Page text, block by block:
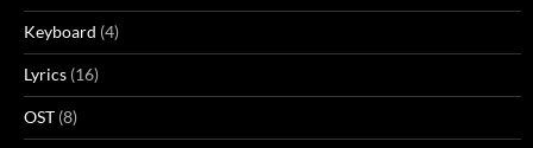
Keyboard (4)
Lyrics (16)
OST (8)